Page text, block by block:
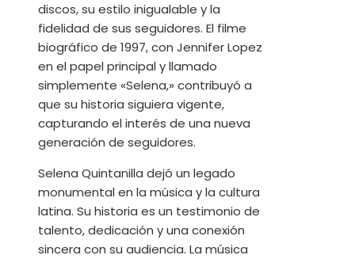
discos, su estilo inigualable y la
fidelidad de sus seguidores. El filme
biográfico de 1997, con Jennifer Lopez
en el papel principal y llamado
simplemente «Selena,» contribuyó a
que su historia siguiera vigente,
capturando el interés de una nueva
generación de seguidores.
Selena Quintanilla dejó un legado
monumental en la música y la cultura
latina. Su historia es un testimonio de
talento, dedicación y una conexión
sincera con su audiencia. La música